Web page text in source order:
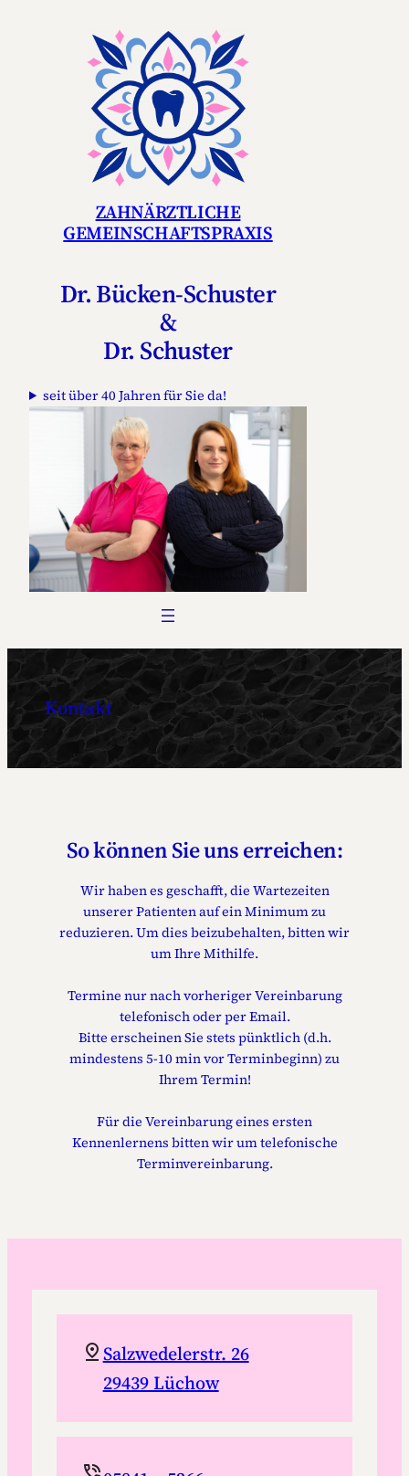
ZAHNÄRZTLICHE
GEMEINSCHAFTSPRAXIS
Dr. Bücken-Schuster
&
Dr. Schuster
seit über 40 Jahren für Sie da!
Kontakt
So können Sie uns erreichen:
Wir haben es geschafft, die Wartezeiten
unserer Patienten auf ein Minimum zu
reduzieren. Um dies beizubehalten, bitten wir
um Ihre Mithilfe.
Termine nur nach vorheriger Vereinbarung
telefonisch oder per Email.
Bitte erscheinen Sie stets pünktlich (d.h.
mindestens 5-10 min vor Terminbeginn) zu
Ihrem Termin!
Für die Vereinbarung eines ersten
Kennenlernens bitten wir um telefonische
Terminvereinbarung.
Salzwedelerstr. 26
29439 Lüchow